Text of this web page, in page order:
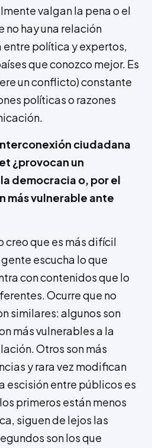
valgan la pena o el
no hay una relación
política y expertos,
que conozco mejor. Es
un conflicto) cons­tante
políticas o razones
ciudadana
¿provocan un
democracia o, por el
más vulnerable ante
creo que es más difícil
escucha lo que
con contenidos que lo
Ocurre que no
similares: algunos son
más vulnerables a la
Otros son más
y rara vez modifican
escisión entre públicos es
primeros están menos
siguen de lejos las
son los que